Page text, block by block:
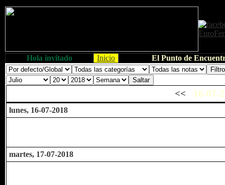
Hola invitado Inicio El Punto de
<< 16-07-
lunes, 16-07-2018
martes, 17-07-2018